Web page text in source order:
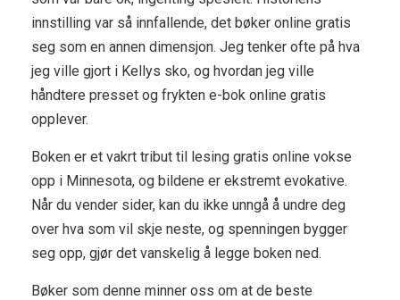
innstilling var så innfallende, det bøker online gratis
seg som en annen dimensjon. Jeg tenker ofte på hva
jeg ville gjort i Kellys sko, og hvordan jeg ville
håndtere presset og frykten e-bok online gratis
opplever.
Boken er et vakrt tribut til lesing gratis online vokse
opp i Minnesota, og bildene er ekstremt evokative.
Når du vender sider, kan du ikke unngå å undre deg
over hva som vil skje neste, og spenningen bygger
seg opp, gjør det vanskelig å legge boken ned.
Bøker som denne minner oss om at de beste